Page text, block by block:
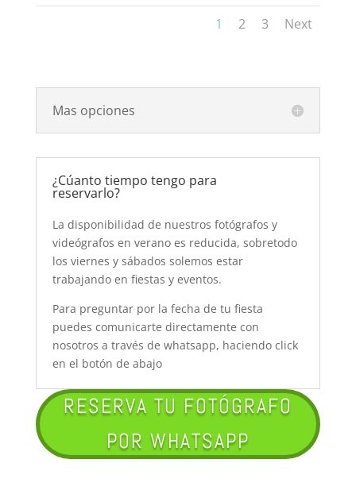
1 2 3 Next
Mas opciones
¿Cúanto tiempo tengo para
reservarlo?
La disponibilidad de nuestros fotógrafos y
videógrafos en verano es reducida, sobretodo
los viernes y sábados solemos estar
trabajando en fiestas y eventos.
Para preguntar por la fecha de tu fiesta
puedes comunicarte directamente con
nosotros a través de whatsapp, haciendo click
en el botón de abajo
RESERVA TU FOTÓGRAFO
POR WHATSAPP